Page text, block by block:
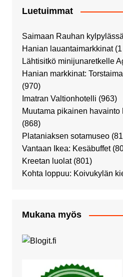
Luetuimmat
Saimaan Rauhan kylpylässä
Hanian lauantaimarkkinat
Lähtisitkö minijunaretkelle
Hanian markkinat:
(970)
Imatran Valtionhotelli (963)
Muutama pikainen
(868)
Plataniaksen sotamuseo
Vantaan Ikea: Kesäbuffet
Kreetan luolat (801)
Kohta loppuu: Koivukylän
Mukana myös